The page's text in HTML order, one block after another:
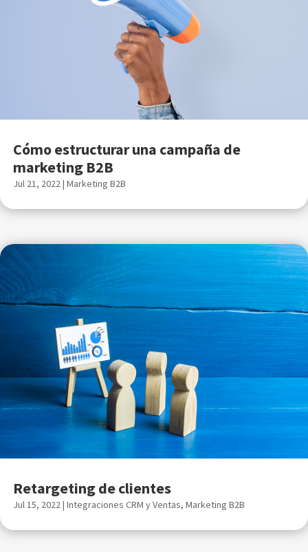
Cómo estructurar una campaña de
marketing B2B
Jul 21, 2022| Marketing B2B
Retargeting de clientes
Jul 15, 2022| Integraciones CRM y Ventas, Marketing B2B